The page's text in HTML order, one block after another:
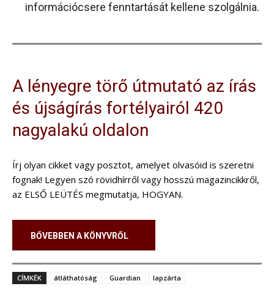
információcsere fenntartását kellene szolgálnia.
A lényegre törő útmutató az írás
és újságírás fortélyairól 420
nagyalakú oldalon
Írj olyan cikket vagy posztot, amelyet olvasóid is szeretni
fognak! Legyen szó rövidhírről vagy hosszú magazincikkről,
az ELSŐ LEÜTÉS megmutatja, HOGYAN.
BŐVEBBEN A KÖNYVRŐL
CÍMKÉK átláthatóság Guardian lapzárta